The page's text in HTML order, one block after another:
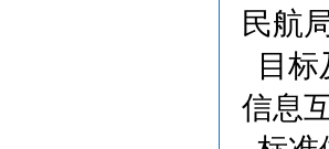
民航
目标
信息